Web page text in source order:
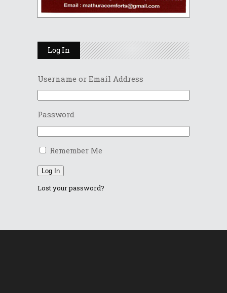
Log In
Username or Email Address
Password
Remember Me
Log In
Lost your password?